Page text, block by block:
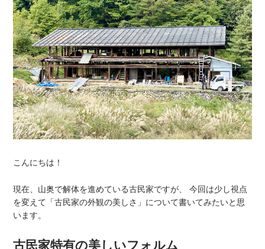
こんにちは！
現在、山奥で解体を進めている古民家ですが、 今回は少し視点
を変えて「古民家の外観の美しさ」について書いてみたいと思
います。
古民家特有の美しいフォルム